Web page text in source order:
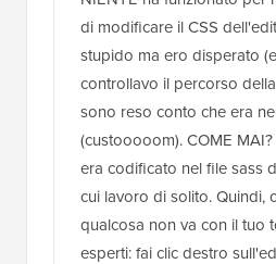
di modificare il CSS
stupido ma ero disperato
controllavo il percorso
sono reso conto che era
(custooooom). COME
era codificato nel file sass
cui lavoro di solito. Quindi,
qualcosa non va con il tuo
esperti: fai clic destro